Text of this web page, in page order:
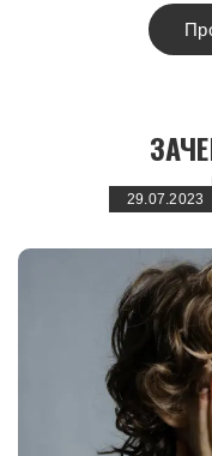
29.07.2023